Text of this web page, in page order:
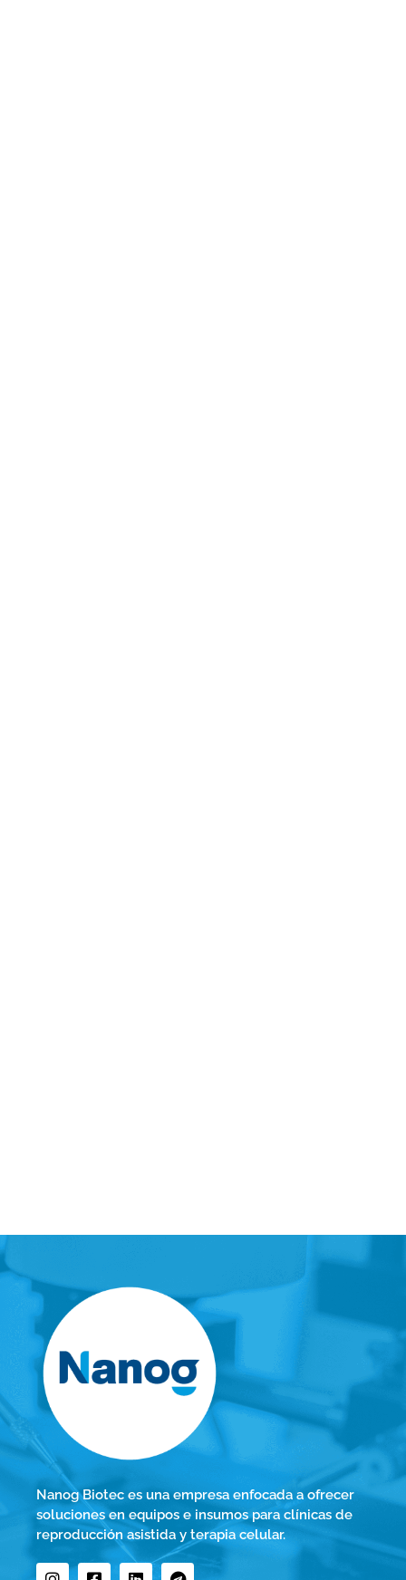
Nanog Biotec es una empresa enfocada a ofrecer
soluciones en equipos e insumos para clínicas de
reproducción asistida y terapia celular.